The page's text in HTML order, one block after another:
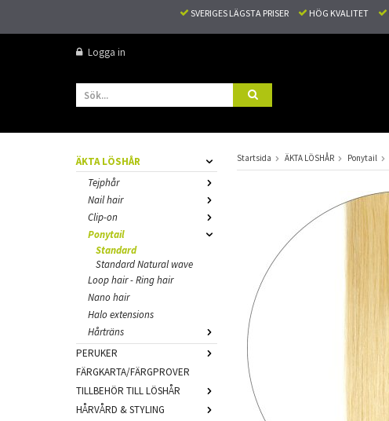
SVERIGES LÄGSTA PRISER HÖG KVALITET
Logga in
ÄKTA LÖSHÅR
Tejphår
Nail hair
Clip-on
Ponytail
Standard
Standard Natural wave
Loop hair - Ring hair
Nano hair
Halo extensions
Hårträns
PERUKER
FÄRGKARTA/FÄRGPROVER
TILLBEHÖR TILL LÖSHÅR
HÅRVÅRD & STYLING
Startsida ÄKTA LÖSHÅR Ponytail